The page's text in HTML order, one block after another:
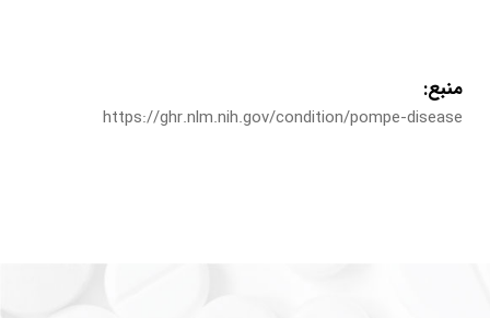
منبع:
https://ghr.nlm.nih.gov/condition/pompe-disease